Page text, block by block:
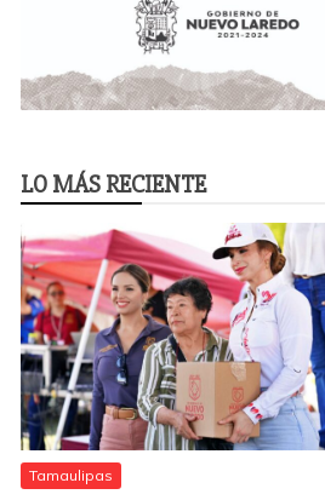
LO MÁS RECIENTE
Tamaulipas